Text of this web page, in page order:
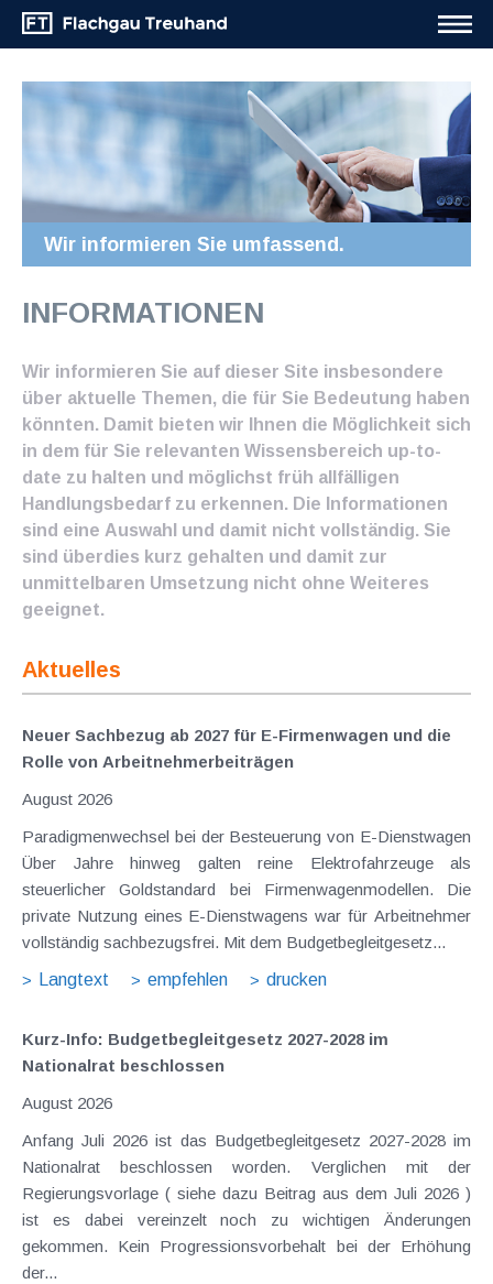
Wir informieren Sie umfassend.
INFORMATIONEN
Wir informieren Sie auf dieser Site insbesondere
über aktuelle Themen, die für Sie Bedeutung haben
könnten. Damit bieten wir Ihnen die Möglichkeit sich
in dem für Sie relevanten Wissensbereich up-to-
date zu halten und möglichst früh allfälligen
Handlungsbedarf zu erkennen. Die Informationen
sind eine Auswahl und damit nicht vollständig. Sie
sind überdies kurz gehalten und damit zur
unmittelbaren Umsetzung nicht ohne Weiteres
geeignet.
Aktuelles
Neuer Sachbezug ab 2027 für E-Firmenwagen und die
Rolle von Arbeitnehmer​­beiträgen
August 2026
Paradigmenwechsel bei der Besteuerung von E-Dienstwagen
Über Jahre hinweg galten reine Elektrofahrzeuge als
steuerlicher Goldstandard bei Firmenwagenmodellen. Die
private Nutzung eines E-Dienstwagens war für Arbeitnehmer
vollständig sachbezugsfrei. Mit dem Budgetbegleitgesetz...
Langtext
empfehlen drucken
Kurz-Info: Budgetbegleitgesetz 2027-2028 im
Nationalrat beschlossen
August 2026
Anfang Juli 2026 ist das Budgetbegleitgesetz 2027-2028 im
Nationalrat beschlossen worden. Verglichen mit der
Regierungsvorlage ( siehe dazu Beitrag aus dem Juli 2026 )
ist es dabei vereinzelt noch zu wichtigen Änderungen
gekommen. Kein Progressionsvorbehalt bei der Erhöhung
der...